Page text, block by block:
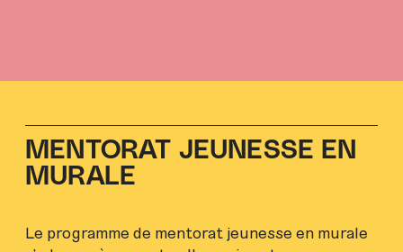
MENTORAT JEUNESSE EN
MURALE
Le programme de mentorat jeunesse en murale